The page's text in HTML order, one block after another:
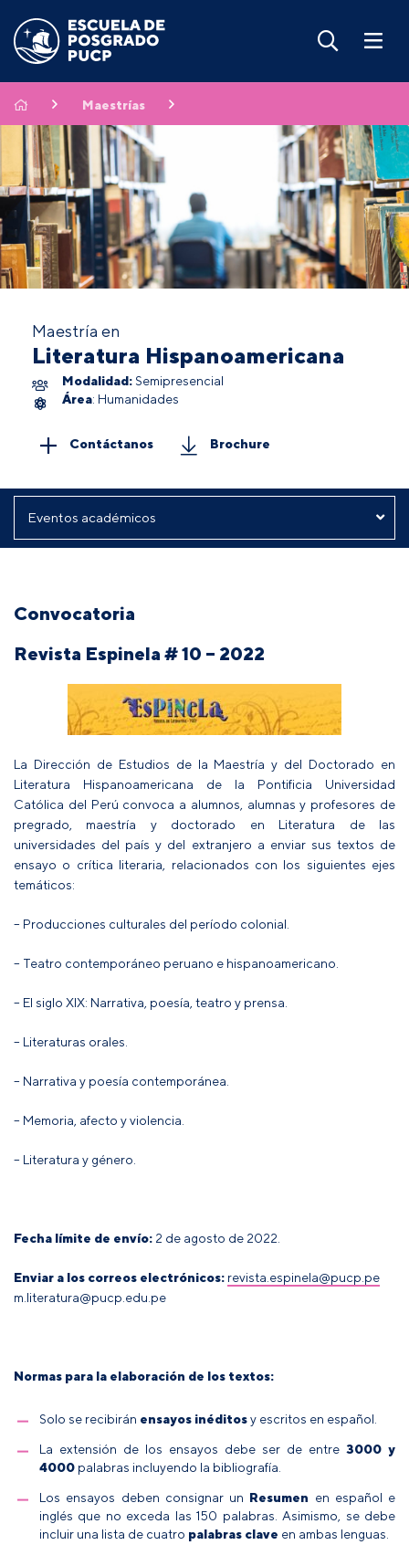
Maestrías
Maestría en
Literatura Hispanoamericana
Modalidad: Semipresencial
Área: Humanidades
Contáctanos Brochure
Convocatoria
Revista Espinela # 10 – 2022
La Dirección de Estudios de la Maestría y del Doctorado en
Literatura Hispanoamericana de la Pontificia Universidad
Católica del Perú convoca a alumnos, alumnas y profesores de
pregrado, maestría y doctorado en Literatura de las
universidades del país y del extranjero a enviar sus textos de
ensayo o crítica literaria, relacionados con los siguientes ejes
temáticos:
– Producciones culturales del período colonial.
– Teatro contemporáneo peruano e hispanoamericano.
– El siglo XIX: Narrativa, poesía, teatro y prensa.
– Literaturas orales.
– Narrativa y poesía contemporánea.
– Memoria, afecto y violencia.
– Literatura y género.
Fecha límite de envío: 2 de agosto de 2022.
Enviar a los correos electrónicos: revista.espinela@pucp.pe
m.literatura@pucp.edu.pe
Normas para la elaboración de los textos:
Solo se recibirán ensayos inéditosy escritos en español.
La extensión de los ensayos debe ser de entre 3000 y
4000 palabras incluyendo la bibliografía.
Los ensayos deben consignar un Resumen en español e
inglés que no exceda las 150 palabras. Asimismo, se debe
incluir una lista de cuatro palabras clave en ambas lenguas.